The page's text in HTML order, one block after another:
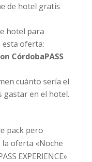
de hotel gratis
hotel para
oferta:
CórdobaPASS
cuánto sería el
gastar en el hotel.
pack pero
oferta «Noche
EXPERIENCE»